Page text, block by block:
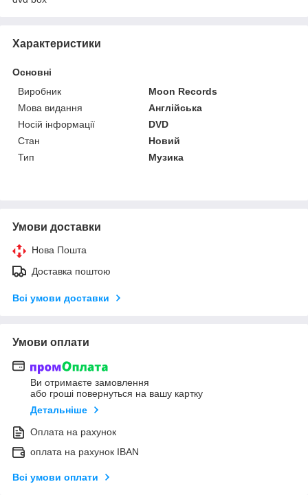
Характеристики
Основні
Виробник
Moon Records
Мова видання
Англійська
Носій інформації
DVD
Стан
Новий
Тип
Музика
Умови доставки
Нова Пошта
Доставка поштою
Всі умови доставки
Умови оплати
Ви отримаєте замовлення
або гроші повернуться на вашу картку
Детальніше
Оплата на рахунок
оплата на рахунок IBAN
Всі умови оплати